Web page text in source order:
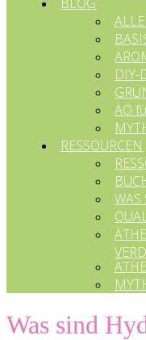
DIY-
ÄÖ
RESSOURCEN
WAS
Was sind